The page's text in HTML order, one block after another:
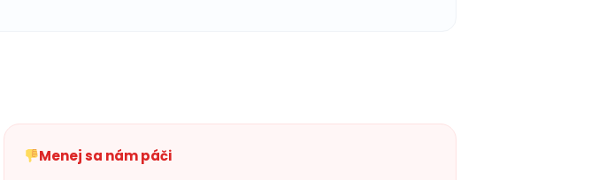
Menej sa nám páči